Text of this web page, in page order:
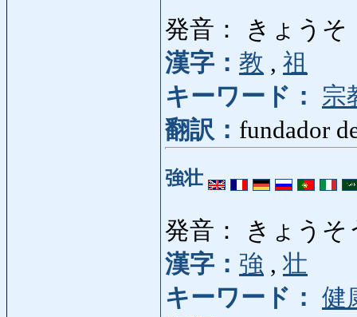
発音： きょうそ
漢字： 教 , 祖
キーワード：
宗
翻訳： fundador
強壮
発音： きょうそ
漢字： 強 , 壮
キーワード： 健